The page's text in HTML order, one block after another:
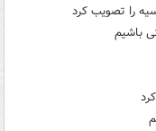
را تصویب کرد
باشیم